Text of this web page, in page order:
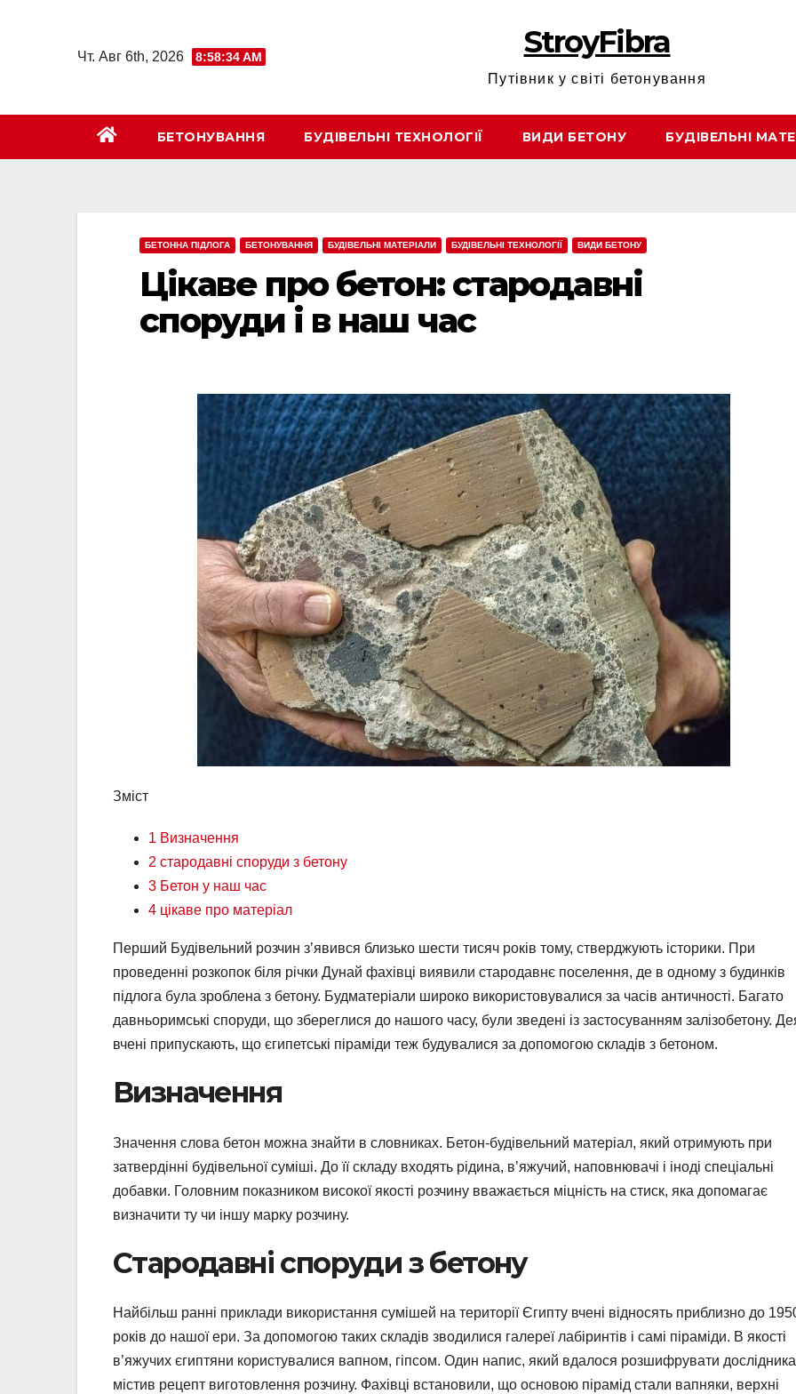
содержимому
Чт. Авг 6th, 2026 8:58:35 AM StroyFibra
Путівник у світі бетонування
БЕТОНУВАННЯ БУДІВЕЛЬНІ ТЕХНОЛОГІЇ ВИДИ БЕТОНУ БУДІВЕЛЬНІ
БЕТОННА ПІДЛОГА БЕТОНУВАННЯ БУДІВЕЛЬНІ МАТЕРІАЛИ БУДІВЕЛЬНІ ТЕХНОЛОГІЇ ВИДИ БЕТОНУ
Цікаве про бетон: стародавні
споруди і в наш час
Зміст
1 Визначення
2 стародавні споруди з бетону
3 Бетон у наш час
4 цікаве про матеріал
Перший Будівельний розчин з’явився близько шести тисяч років тому, стверджують історики. При
проведенні розкопок біля річки Дунай фахівці виявили стародавнє поселення, де в одному з будинків
підлога була зроблена з бетону. Будматеріали широко використовувалися за часів античності. Багато
давньоримські споруди, що збереглися до нашого часу, були зведені із застосуванням залізобетону.
вчені припускають, що єгипетські піраміди теж будувалися за допомогою складів з бетоном.
Визначення
Значення слова бетон можна знайти в словниках. Бетон-будівельний матеріал, який отримують при
затвердінні будівельної суміші. До її складу входять рідина, в’яжучий, наповнювачі і іноді спеціальні
добавки. Головним показником високої якості розчину вважається міцність на стиск, яка допомагає
визначити ту чи іншу марку розчину.
Стародавні споруди з бетону
Найбільш ранні приклади використання сумішей на території Єгипту вчені відносять приблизно до
років до нашої ери. За допомогою таких складів зводилися галереї лабіринтів і самі піраміди. В якості
в’яжучих єгиптяни користувалися вапном, гіпсом. Один напис, який вдалося розшифрувати
містив рецепт виготовлення розчину. Фахівці встановили, що основою пірамід стали вапняки, верхні